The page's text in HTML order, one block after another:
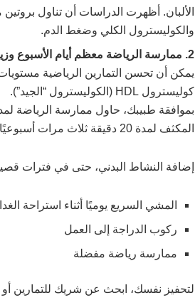
والكوليسترول الكلي وضغط الدم.
2. ممارسة الرياضة معظم أيام الأسبوع وزيادة النشاط البدني
يمكن أن تحسن التمارين الرياضية
كوليسترول HDL (الكوليسترول “الجيد”).
المكثف لمدة 20 دقيقة ثلاث مرات أسبوعيًا.
إضافة النشاط البدني، حتى في فترات
المشي السريع يوميًا أثناء استراحة
ركوب الدراجة إلى العمل
ممارسة رياضة مفضلة
لتحفيز نفسك، ابحث عن شريك للتمارين